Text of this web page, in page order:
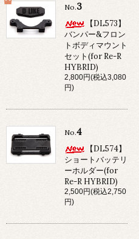
No.3
【DL573】
バンパー&フロン
トボディマウント
セット(for Re-R
HYBRID)
2,800円(税込3,080
円)
No.4
【DL574】
ショートバッテリ
ーホルダー(for
Re-R HYBRID)
2,500円(税込2,750
円)